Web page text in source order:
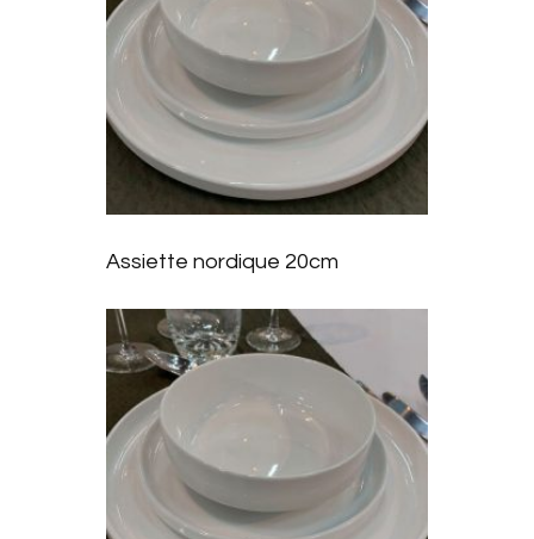
Ajoute
liste
d’envie
s
Assiette nordique 20cm
Ajoute